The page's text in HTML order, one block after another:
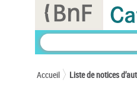
Accueil Liste de notices
Panneau de gestion des cookies